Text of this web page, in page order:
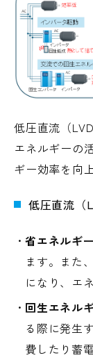
低圧直流（
エネルギーの
ギー効率を向
低圧直流（
省エネルギー
ます。また
になり、エ
回生エネル
る際に発生
費したり蓄